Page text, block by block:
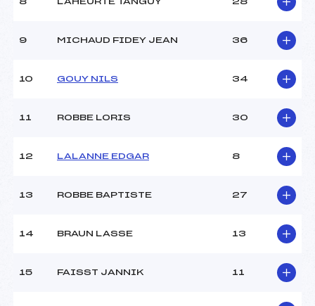
8 LAHEURTE TANGUY 28
9 MICHAUD FIDEY JEAN 36
10 GOUY NILS 34
11 ROBBE LORIS 30
12 LALANNE EDGAR 8
13 ROBBE BAPTISTE 27
14 BRAUN LASSE 13
15 FAISST JANNIK 11